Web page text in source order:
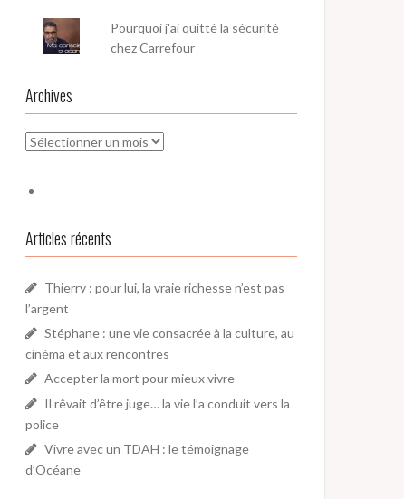
Pourquoi j'ai quitté la sécurité
chez Carrefour
Archives
Archives
Articles récents
Thierry : pour lui, la vraie richesse n’est pas
l’argent
Stéphane : une vie consacrée à la culture, au
cinéma et aux rencontres
Accepter la mort pour mieux vivre
Il rêvait d’être juge… la vie l’a conduit vers la
police
Vivre avec un TDAH : le témoignage
d’Océane